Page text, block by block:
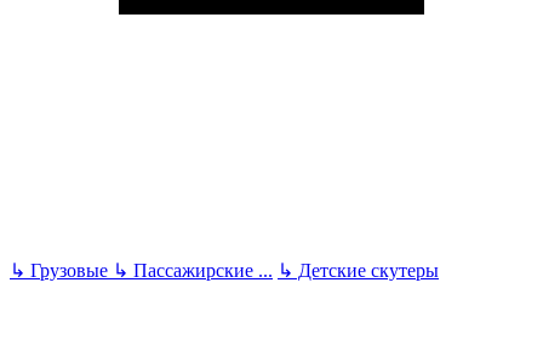
↳ Грузовые ↳ Пассажирские ... ↳ Детские скутеры